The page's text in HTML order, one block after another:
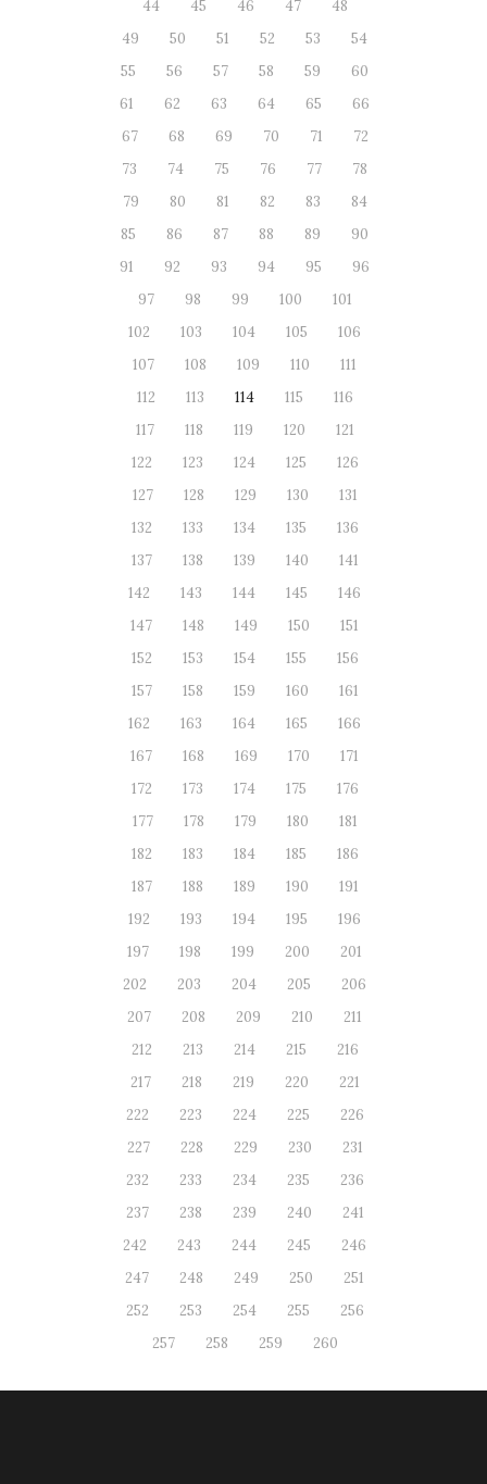
44 45 46 47
48
49
50 51 52 53
54
55
56 57 58 59
60
61
62 63 64 65
66
67
68 69 70 71
72
73
74 75 76 77
78
79
80 81 82 83
84
85
86 87 88 89
90
91
92 93 94 95
96
97
98 99 100
101
102
103 104 105
106
107
108 109 110
111
112
113 114 115
116
117
118 119 120
121
122
123 124 125
126
127
128 129 130
131
132
133 134 135
136
137
138 139 140
141
142
143 144 145
146
147
148 149 150
151
152
153 154 155
156
157
158 159 160
161
162
163 164 165
166
167
168 169 170
171
172
173 174 175
176
177
178 179 180
181
182
183 184 185
186
187
188 189 190
191
192
193 194 195
196
197
198 199 200
201
202
203 204 205
206
207
208 209 210
211
212
213 214 215
216
217
218 219 220
221
222
223 224 225
226
227
228 229 230
231
232
233 234 235
236
237
238 239 240
241
242
243 244 245
246
247
248 249 250
251
252
253 254 255
256
257
258 259 260